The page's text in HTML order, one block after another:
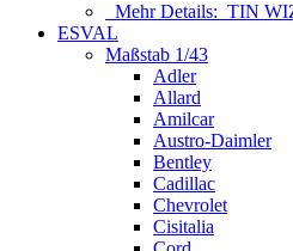
Mehr Details: TIN
ESVAL
Maßstab 1/43
Adler
Allard
Amilcar
Austro-Daimler
Bentley
Cadillac
Chevrolet
Cisitalia